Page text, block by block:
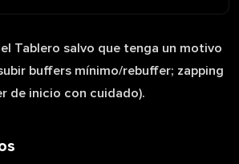
Tablero salvo que tenga un motivo
buffers mínimo/rebuffer; zapping
de inicio con cuidado).